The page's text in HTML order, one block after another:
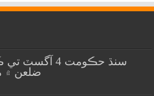
سنڌ حڪومت 4
ضلعن ۾